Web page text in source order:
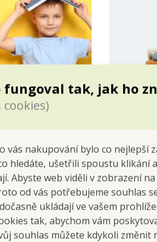
fungoval tak, jak ho
cookies)
vás nakupování bylo co nejlepší
hledáte, ušetřili spoustu klikání
Abyste web viděli v zobrazení
od vás potřebujeme souhlas
ukládají ve vašem
tak, abychom vám
souhlas můžete kdykoli
VŽDY